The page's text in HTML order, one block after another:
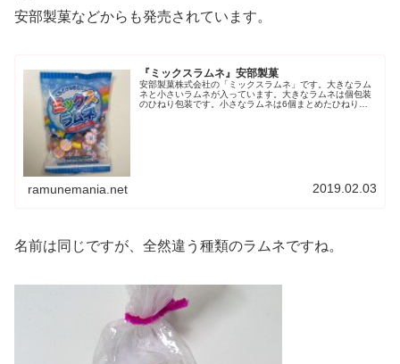
安部製菓などからも発売されています。
『ミックスラムネ』安部製菓
安部製菓株式会社の「ミックスラムネ」です。大きなラム
ネと小さいラムネが入っています。大きなラムネは個包装
のひねり包装です。小さなラムネは6個まとめたひねり包
ramunemania.net 2019.02.03
名前は同じですが、全然違う種類のラムネですね。